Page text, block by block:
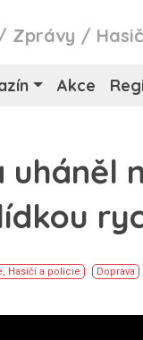
Zprávy /
Akce
uháněl
, Hasiči a policie Doprava